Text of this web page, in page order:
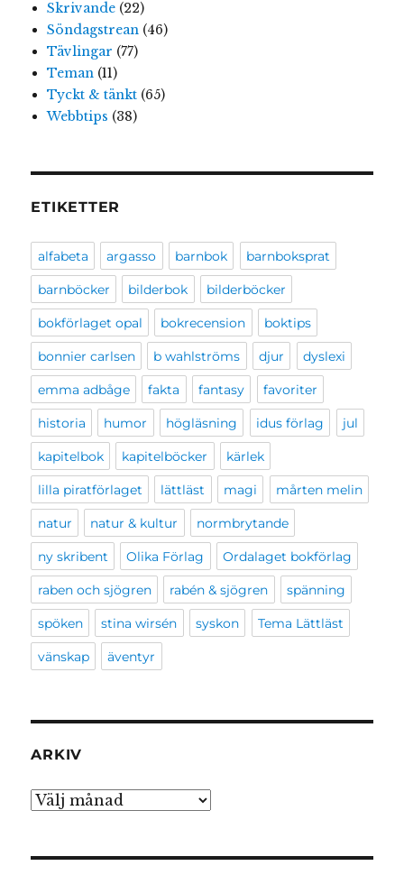
Skrivande(22)
Söndagstrean(46)
Tävlingar (77)
Teman(11)
Tyckt & tänkt(65)
Webbtips (38)
ETIKETTER
alfabeta argasso barnbok barnboksprat
barnböcker bilderbok bilderböcker
bokförlaget opal bokrecension boktips
bonnier carlsen b wahlströms djur dyslexi
emma adbåge fakta fantasy favoriter
historia humor högläsning idus förlag jul
kapitelbok kapitelböcker kärlek
lilla piratförlaget lättläst magi mårten melin
natur natur & kultur normbrytande
ny skribent Olika Förlag Ordalaget bokförlag
raben och sjögren rabén & sjögren spänning
spöken stina wirsén syskon Tema Lättläst
vänskap äventyr
ARKIV
Arkiv